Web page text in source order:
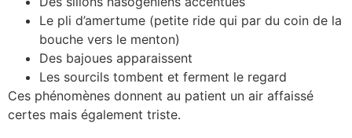
Le pli d’amertume (petite ride qui par du coin de la
bouche vers le menton)
Des bajoues apparaissent
Les sourcils tombent et ferment le regard
Ces phénomènes donnent au patient un air affaissé
certes mais également triste.